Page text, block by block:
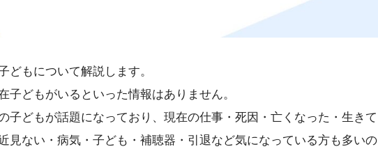
どもについて解説します。
子どもがいるといった情報はありません。
子どもが話題になっており、現在の仕事・死因・亡くなった・生きて
見ない・病気・子ども・補聴器・引退など気になっている方も多いの